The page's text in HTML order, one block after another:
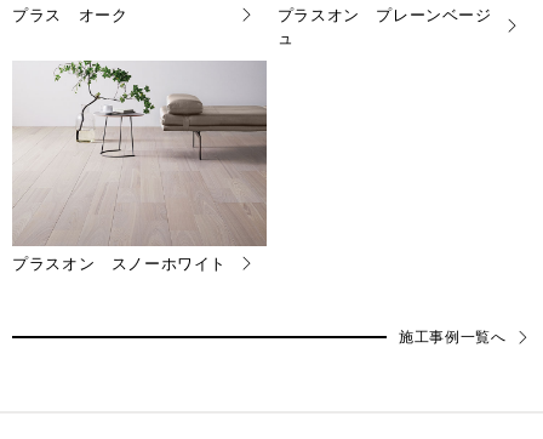
プラス オーク
プラスオン プレーンベージ
ュ
プラスオン スノーホワイト
施工事例一覧へ